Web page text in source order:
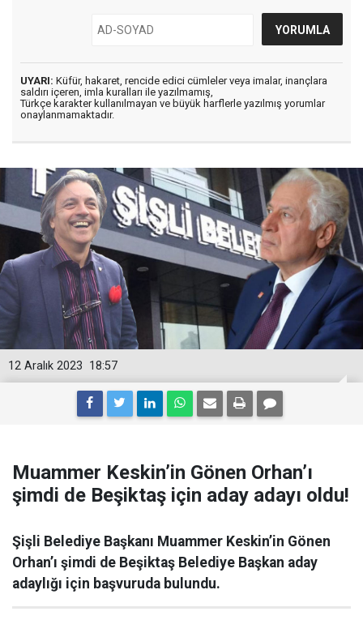
UYARI: Küfür, hakaret, rencide edici cümleler veya imalar, inançlara
saldırı içeren, imla kuralları ile yazılmamış,
Türkçe karakter kullanılmayan ve büyük harflerle yazılmış yorumlar
onaylanmamaktadır.
18:57
12 Aralık 2023
Muammer Keskin’in Gönen Orhan’ı
şimdi de Beşiktaş için aday adayı oldu!
Şişli Belediye Başkanı Muammer Keskin’in Gönen
Orhan’ı şimdi de Beşiktaş Belediye Başkan aday
adaylığı için başvuruda bulundu.